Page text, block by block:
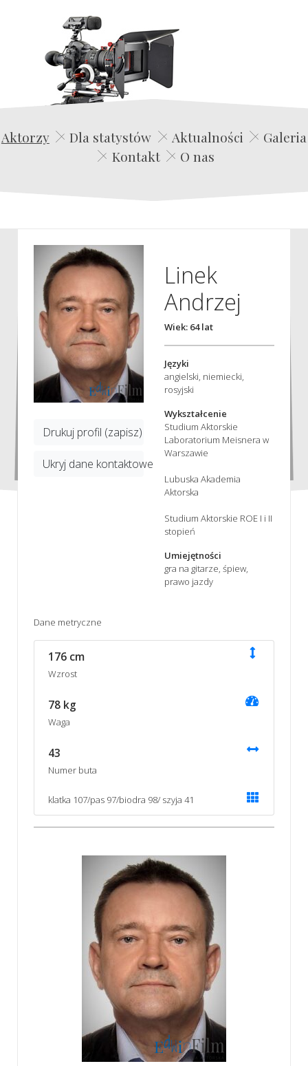
Edwin Film Agencja Aktorska
Aktorzy Dla statystów Aktualności
Galeria
Kontakt
O nas
Drukuj profil (zapisz)
Ukryj dane kontaktowe
Linek
Andrzej
Wiek: 64 lat
Języki
angielski, niemiecki,
rosyjski
Wykształcenie
Studium Aktorskie
Laboratorium Meisnera w
Warszawie
Lubuska Akademia
Aktorska
Studium Aktorskie ROE I i II
stopień
Umiejętności
gra na gitarze, śpiew,
prawo jazdy
Dane metryczne
176 cm
Wzrost
78 kg
Waga
43
Numer buta
klatka 107/pas 97/biodra 98/ szyja 41